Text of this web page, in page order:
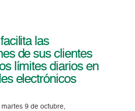
las
de sus clientes
límites diarios en
electrónicos
9 de octubre,